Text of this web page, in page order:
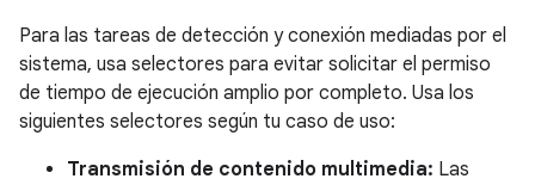
Para las tareas de detección y conexión mediadas por el
sistema, usa selectores para evitar solicitar el permiso
de tiempo de ejecución amplio por completo. Usa los
siguientes selectores según tu caso de uso:
Transmisión de contenido multimedia: Las